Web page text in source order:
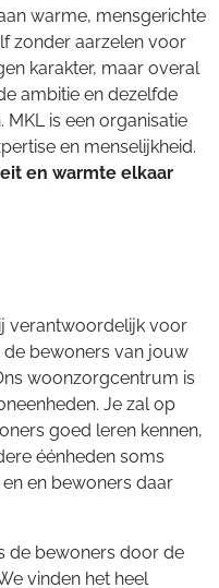
warme, mensgerichte
zonder aarzelen voor
karakter, maar overal
ambitie en dezelfde
is een organisatie
en menselijkheid.
en warmte elkaar
verantwoordelijk voor
bewoners van jouw
woonzorgcentrum is
Je zal op
goed leren kennen,
éénheden soms
en bewoners daar
de bewoners door de
vinden het heel